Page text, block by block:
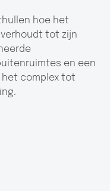
hoe het
tot zijn
en een
complex tot